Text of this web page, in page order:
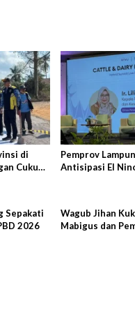
di
Cukup
Pemprov
Antisipasi El
Sepakati
2026
Wagub Jihan
Mabigus dan